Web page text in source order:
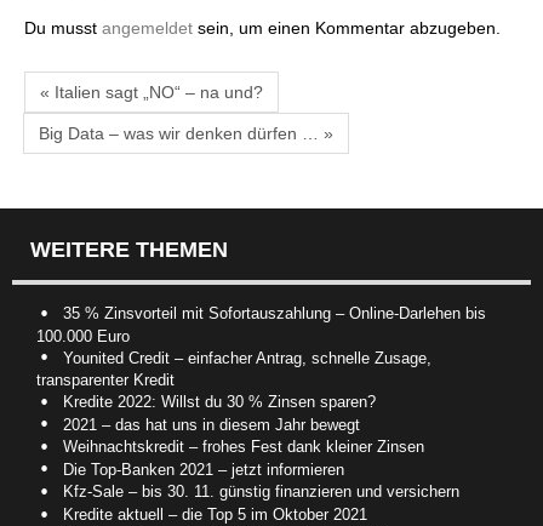
Du musst angemeldet sein, um einen Kommentar abzugeben.
« Italien sagt „NO“ – na und?
Big Data – was wir denken dürfen … »
WEITERE THEMEN
35 % Zinsvorteil mit Sofortauszahlung – Online-Darlehen bis
100.000 Euro
Younited Credit – einfacher Antrag, schnelle Zusage,
transparenter Kredit
Kredite 2022: Willst du 30 % Zinsen sparen?
2021 – das hat uns in diesem Jahr bewegt
Weihnachtskredit – frohes Fest dank kleiner Zinsen
Die Top-Banken 2021 – jetzt informieren
Kfz-Sale – bis 30. 11. günstig finanzieren und versichern
Kredite aktuell – die Top 5 im Oktober 2021